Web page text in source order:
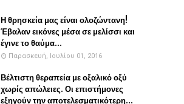
Η θρησκεία μας είναι ολοζώντανη!
Έβαλαν εικόνες μέσα σε μελίσσι και
έγινε το θαύμα...
Παρασκευή, Ιουλίου 01, 2016
Βέλτιστη θεραπεία με οξαλικό οξύ
χωρίς απώλειες. Οι επιστήμονες
εξηγούν την αποτελεσματικότερη...